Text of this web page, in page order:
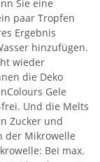
Sie eine
paar Tropfen
Ergebnis
hinzufügen.
wieder
die Deko
Gele
frei. Und die Melts
Zucker und
der Mikrowelle
Bei max.